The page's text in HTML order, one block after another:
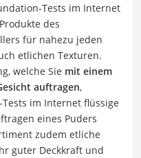
Tests im Internet
des
für nahezu jeden
etlichen Texturen.
welche Sie mit einem
auftragen,
im Internet flüssige
eines Puders
zudem etliche
guter Deckkraft und